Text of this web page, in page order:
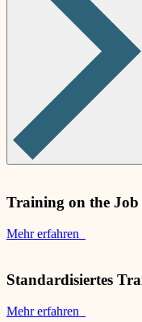
Training on the Job
Mehr erfahren
Standardisiertes
Mehr erfahren